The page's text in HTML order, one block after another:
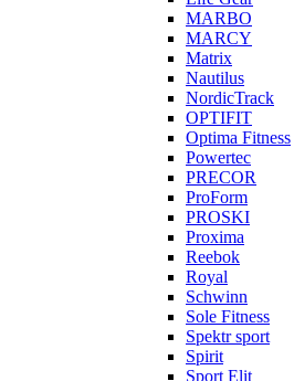
MARBO
MARCY
Matrix
Nautilus
NordicTrack
OPTIFIT
Optima Fitness
Powertec
PRECOR
ProForm
PROSKI
Proxima
Reebok
Royal
Schwinn
Sole Fitness
Spektr sport
Spirit
Sport Elit